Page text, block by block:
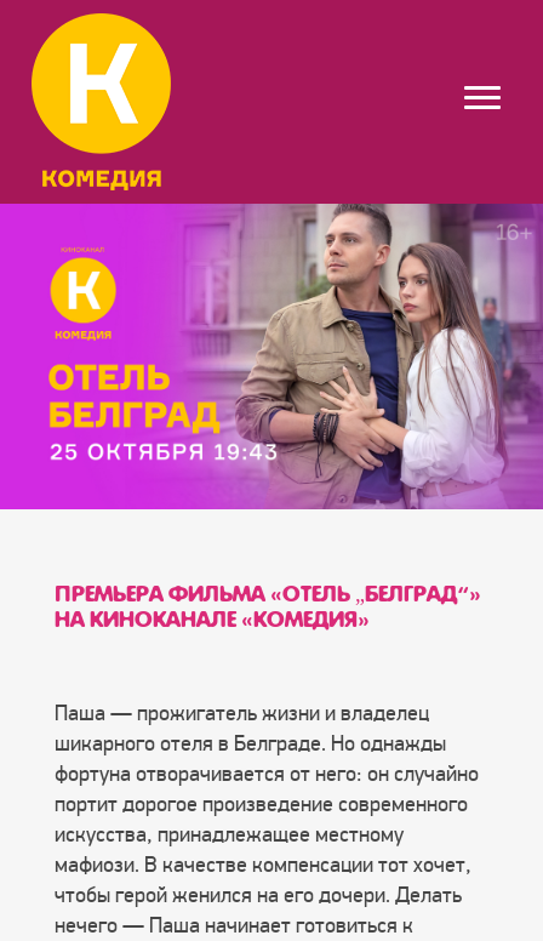
ПРЕМЬЕРА ФИЛЬМА «ОТЕЛЬ „БЕЛГРАД“»
НА КИНОКАНАЛЕ «КОМЕДИЯ»
Паша — прожигатель жизни и владелец
шикарного отеля в Белграде. Но однажды
фортуна отворачивается от него: он случайно
портит дорогое произведение современного
искусства, принадлежащее местному
мафиози. В качестве компенсации тот хочет,
чтобы герой женился на его дочери. Делать
нечего — Паша начинает готовиться к